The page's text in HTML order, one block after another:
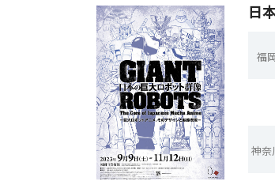
日
福
神奈